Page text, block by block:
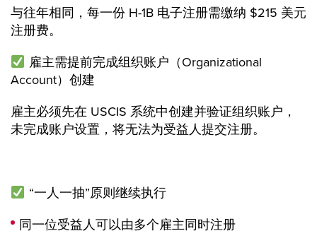
与往年相同，每一份 H-1B 电子注册需缴纳 $215 美元
注册费。
雇主需提前完成组织账户（Organizational
Account）创建
雇主必须先在 USCIS 系统中创建并验证组织账户，
未完成账户设置，将无法为受益人提交注册。
“一人一抽”原则继续执行
同一位受益人可以由多个雇主同时注册